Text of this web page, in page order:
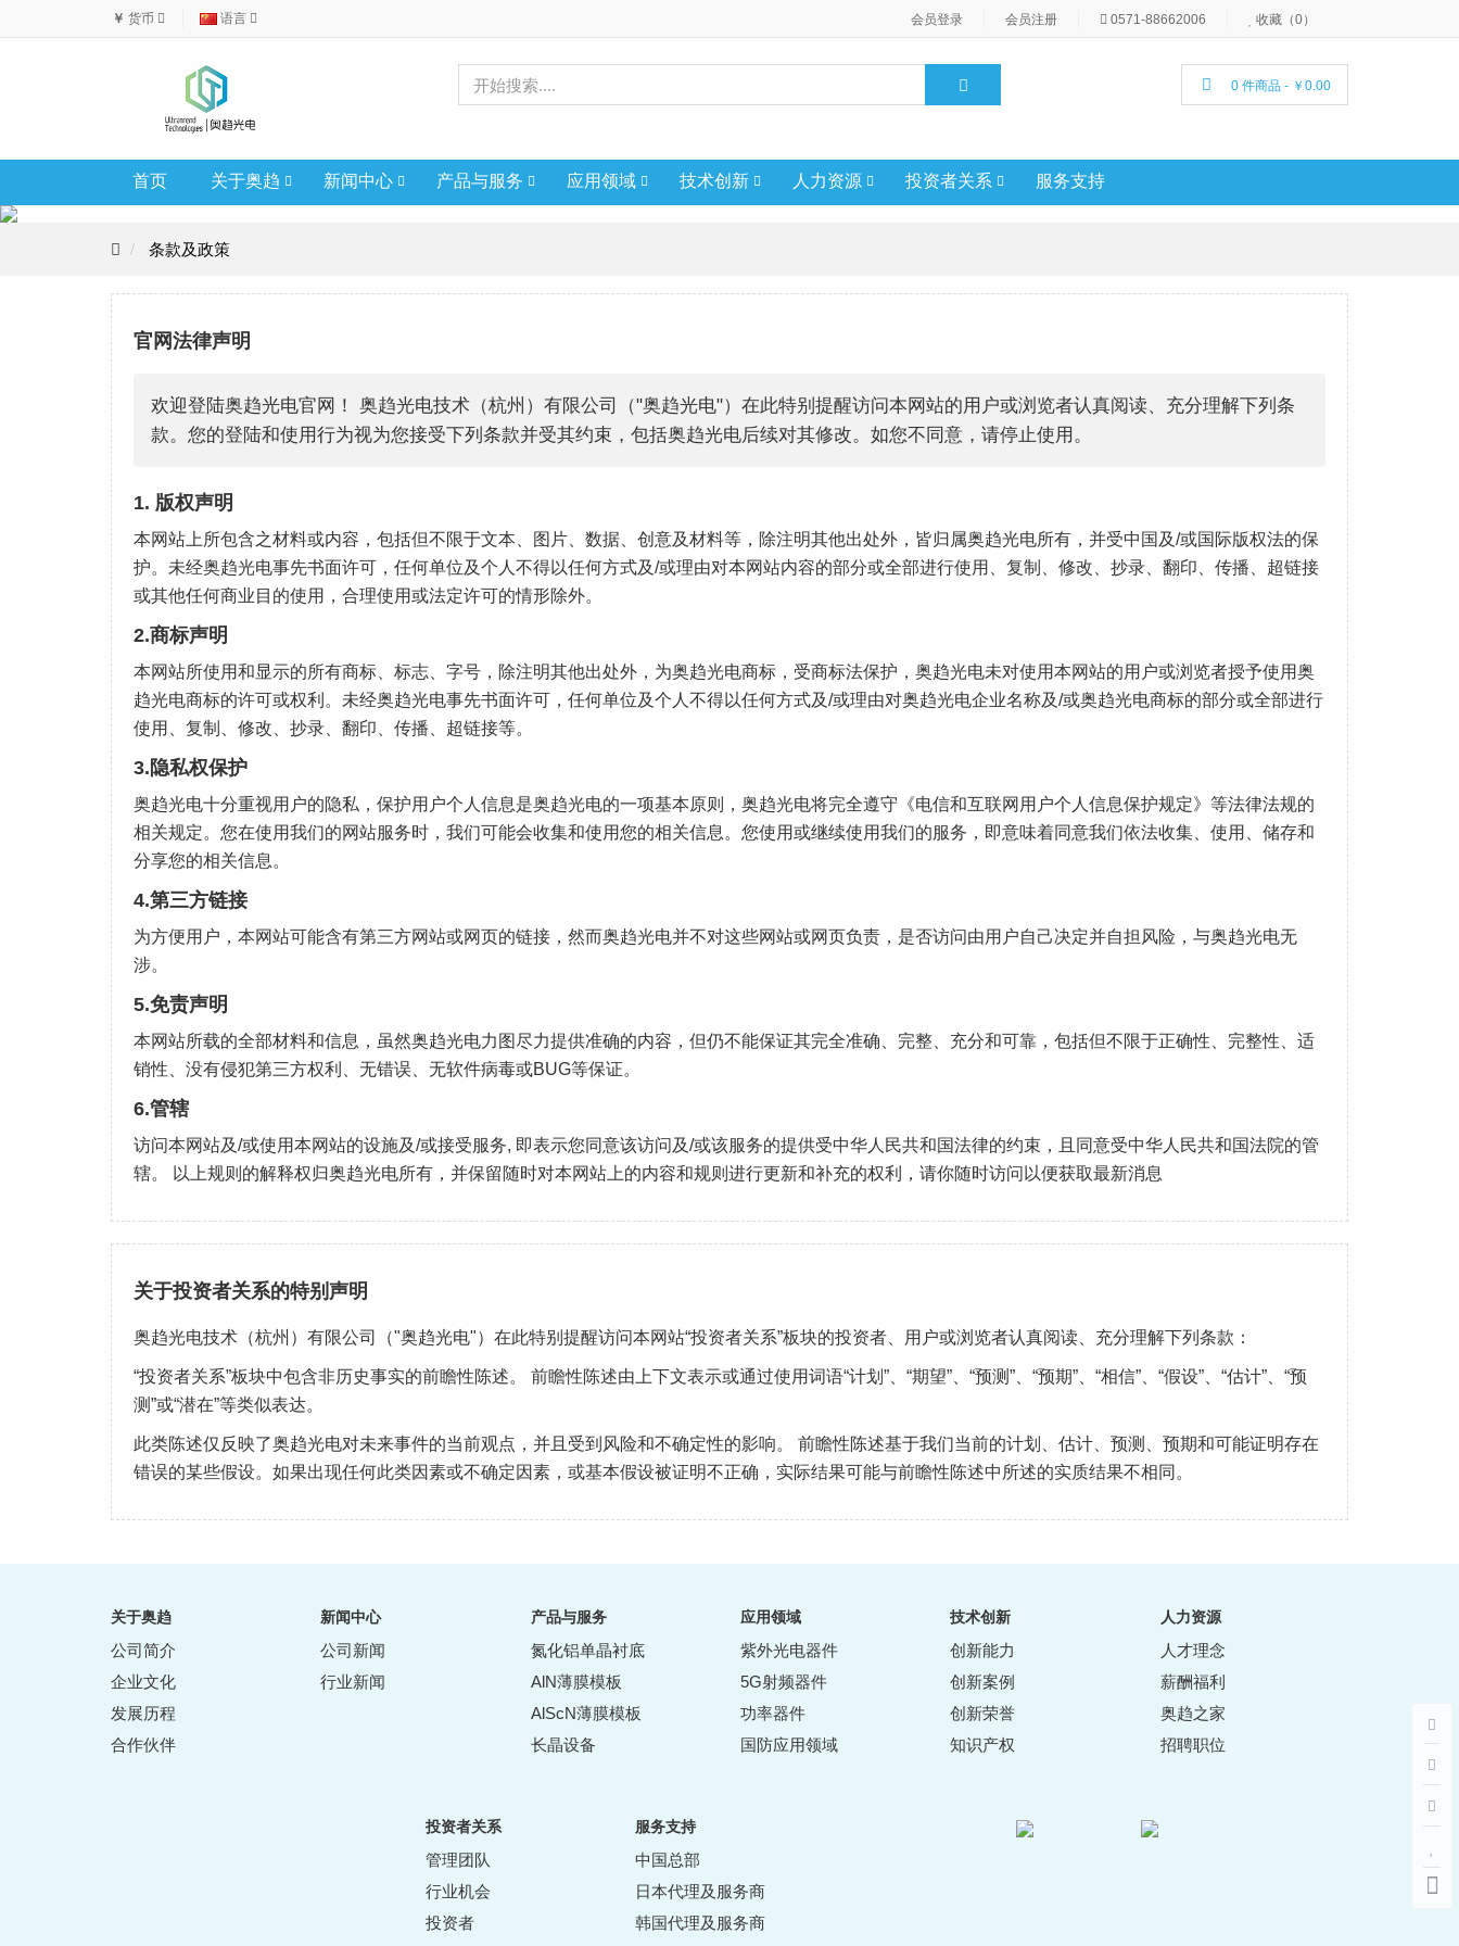
￥ 货币 语言 会员登录 会员注册 0571-88662006 收藏（0）
0 件商品 - ￥0.00
首页 关于奥趋 新闻中心 产品与服务 应用领域 技术创新 人力资源 投资者关系 服务支持
条款及政策
官网法律声明
欢迎登陆奥趋光电官网！ 奥趋光电技术（杭州）有限公司（"奥趋光电"）在此特别提醒访问本网站的用户或浏览者认真阅读、充分理解下列条
款。您的登陆和使用行为视为您接受下列条款并受其约束，包括奥趋光电后续对其修改。如您不同意，请停止使用。
1. 版权声明
本网站上所包含之材料或内容，包括但不限于文本、图片、数据、创意及材料等，除注明其他出处外，皆归属奥趋光电所有，并受中国及/或国际版权法的保
护。未经奥趋光电事先书面许可，任何单位及个人不得以任何方式及/或理由对本网站内容的部分或全部进行使用、复制、修改、抄录、翻印、传播、超链接
或其他任何商业目的使用，合理使用或法定许可的情形除外。
2.商标声明
本网站所使用和显示的所有商标、标志、字号，除注明其他出处外，为奥趋光电商标，受商标法保护，奥趋光电未对使用本网站的用户或浏览者授予使用奥
趋光电商标的许可或权利。未经奥趋光电事先书面许可，任何单位及个人不得以任何方式及/或理由对奥趋光电企业名称及/或奥趋光电商标的部分或全部进行
使用、复制、修改、抄录、翻印、传播、超链接等。
3.隐私权保护
奥趋光电十分重视用户的隐私，保护用户个人信息是奥趋光电的一项基本原则，奥趋光电将完全遵守《电信和互联网用户个人信息保护规定》等法律法规的
相关规定。您在使用我们的网站服务时，我们可能会收集和使用您的相关信息。您使用或继续使用我们的服务，即意味着同意我们依法收集、使用、储存和
分享您的相关信息。
4.第三方链接
为方便用户，本网站可能含有第三方网站或网页的链接，然而奥趋光电并不对这些网站或网页负责，是否访问由用户自己决定并自担风险，与奥趋光电无
涉。
5.免责声明
本网站所载的全部材料和信息，虽然奥趋光电力图尽力提供准确的内容，但仍不能保证其完全准确、完整、充分和可靠，包括但不限于正确性、完整性、适
销性、没有侵犯第三方权利、无错误、无软件病毒或BUG等保证。
6.管辖
访问本网站及/或使用本网站的设施及/或接受服务, 即表示您同意该访问及/或该服务的提供受中华人民共和国法律的约束，且同意受中华人民共和国法院的管
辖。 以上规则的解释权归奥趋光电所有，并保留随时对本网站上的内容和规则进行更新和补充的权利，请你随时访问以便获取最新消息
关于投资者关系的特别声明
奥趋光电技术（杭州）有限公司（"奥趋光电"）在此特别提醒访问本网站“投资者关系”板块的投资者、用户或浏览者认真阅读、充分理解下列条款：
“投资者关系”板块中包含非历史事实的前瞻性陈述。 前瞻性陈述由上下文表示或通过使用词语“计划”、“期望”、“预测”、“预期”、“相信”、“假设”、“估计”、“预
测”或“潜在”等类似表达。
此类陈述仅反映了奥趋光电对未来事件的当前观点，并且受到风险和不确定性的影响。 前瞻性陈述基于我们当前的计划、估计、预测、预期和可能证明存在
错误的某些假设。如果出现任何此类因素或不确定因素，或基本假设被证明不正确，实际结果可能与前瞻性陈述中所述的实质结果不相同。
关于奥趋
公司简介
企业文化
发展历程
合作伙伴
新闻中心
公司新闻
行业新闻
产品与服务
氮化铝单晶衬底
AlN薄膜模板
AlScN薄膜模板
长晶设备
应用领域
紫外光电器件
5G射频器件
功率器件
国防应用领域
技术创新
创新能力
创新案例
创新荣誉
知识产权
人力资源
人才理念
薪酬福利
奥趋之家
招聘职位
投资者关系
管理团队
行业机会
投资者
服务支持
中国总部
日本代理及服务商
韩国代理及服务商